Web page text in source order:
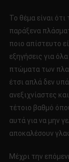
Το θέμα είναι
παράξενα
ποιο απίστευτο
εξηγήσεις για
πτώματα των
έτσι απλά δεν
ανεξιχνίαστες
τέτοιο βαθμό
αυτά για να μην
αποκαλέσουν
Μέχρι την